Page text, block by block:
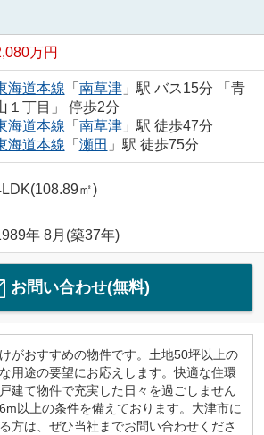
万円
海道本線 「 南草津」駅 バス15分 「青
１丁目」 停歩2分
海道本線 「 南草津」駅 徒歩47分
海道本線 「 瀬田 」駅 徒歩75分
㎡)
年 8月(築37年)
お問い合わせ(無料)
がおすすめの物件です。土地50坪以上の
用途の要望にお応えします。快適な住環
建て物件で充実した日々を過ごしません
以上の条件を備えております。大津市に
方は、ぜひ当社までお問い合わせくださ